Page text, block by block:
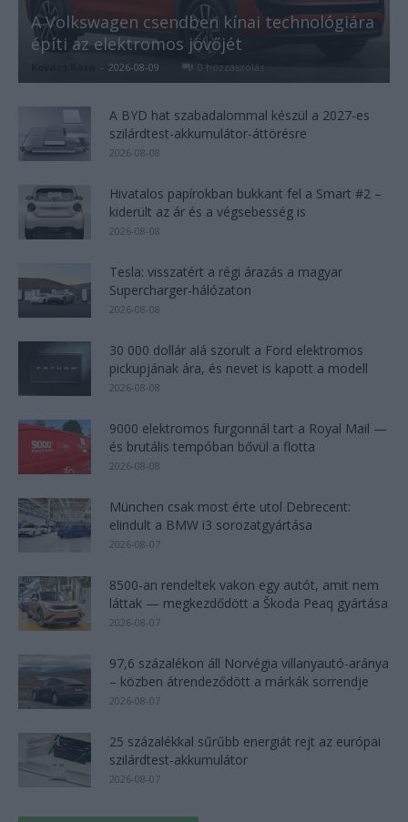
A Volkswagen csendben kínai technológiára
építi az elektromos jövőjét
- 2026-08-09 0 hozzászólás
A BYD hat szabadalommal készül a 2027-es
szilárdtest-akkumulátor-áttörésre
2026-08-08
Hivatalos papírokban bukkant fel a Smart #2 –
kiderült az ár és a végsebesség is
2026-08-08
Tesla: visszatért a régi árazás a magyar
Supercharger-hálózaton
2026-08-08
30 000 dollár alá szorult a Ford elektromos
pickupjának ára, és nevet is kapott a modell
2026-08-08
9000 elektromos furgonnál tart a Royal Mail —
és brutális tempóban bővül a flotta
2026-08-08
München csak most érte utol Debrecent:
elindult a BMW i3 sorozatgyártása
2026-08-07
8500-an rendeltek vakon egy autót, amit nem
láttak — megkezdődött a Škoda Peaq gyártása
2026-08-07
97,6 százalékon áll Norvégia villanyautó-aránya
– közben átrendeződött a márkák sorrendje
2026-08-07
25 százalékkal sűrűbb energiát rejt az európai
szilárdtest-akkumulátor
2026-08-07